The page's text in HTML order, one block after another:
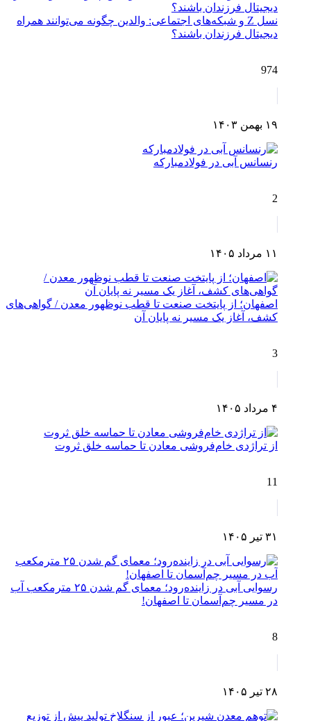
نسل Z و شبکه‌های اجتماعی: والدین چگونه می‌توانند همراه
دیجیتال فرزندان باشند؟
974
۱۹ بهمن ۱۴۰۳
رنسانس آبی در فولادمبارکه
2
۱۱ مرداد ۱۴۰۵
اصفهان؛ از پایتخت صنعت تا قطب نوظهور معدن / گواهی‌های
کشف، آغاز یک مسیر نه پایان آن
3
۴ مرداد ۱۴۰۵
از تراژدی خام‌فروشی معادن تا حماسه خلق ثروت
11
۳۱ تیر ۱۴۰۵
رسوایی آبی در زاینده‌رود؛ معمای گم شدن ۲۵ مترمکعب آب
در مسیر چم‌آسمان تا اصفهان!
8
۲۸ تیر ۱۴۰۵